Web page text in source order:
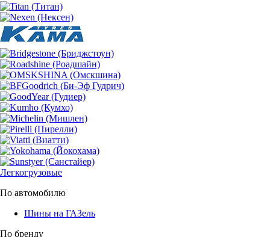
Легкогрузовые
По автомобилю
Шины на ГАЗель
По бренду